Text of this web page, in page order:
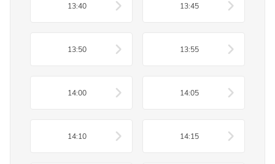
13:40 13:45
13:50 13:55
14:00 14:05
14:10 14:15